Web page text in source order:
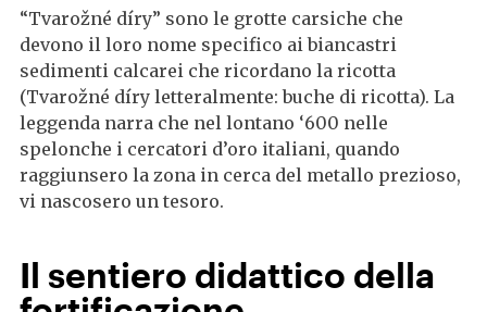
“Tvarožné díry” sono le grotte carsiche che
devono il loro nome specifico ai biancastri
sedimenti calcarei che ricordano la ricotta
(Tvarožné díry letteralmente: buche di ricotta). La
leggenda narra che nel lontano ‘600 nelle
spelonche i cercatori d’oro italiani, quando
raggiunsero la zona in cerca del metallo prezioso,
vi nascosero un tesoro.
Il sentiero didattico della